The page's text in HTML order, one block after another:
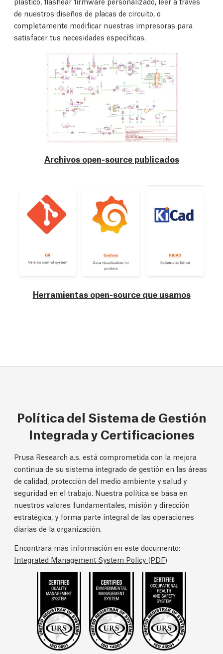
de nuestros diseños de placas de circuito, o
completamente modificar nuestras impresoras para
satisfacer tus necesidades específicas.
Archivos open-source publicados
Herramientas open-source que usamos
Política del Sistema de Gestión
Integrada y Certificaciones
Prusa Research a.s. está comprometida con la mejora
continua de su sistema integrado de gestión en las áreas
de calidad, protección del medio ambiente y salud y
seguridad en el trabajo. Nuestra política se basa en
nuestros valores fundamentales, misión y dirección
estratégica, y forma parte integral de las operaciones
diarias de la organización.
Encontrará más información en este documento:
Integrated Management System Policy (PDF)